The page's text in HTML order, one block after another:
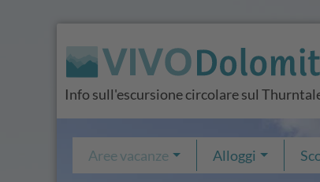
Info sull'escursione circolare sul
Aree vacanze Alloggi